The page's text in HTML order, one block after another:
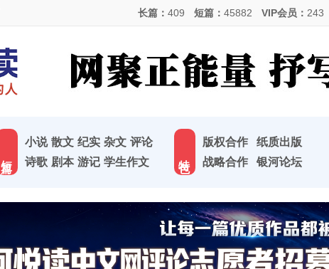
长篇： 409 短篇： 45882 VIP会员： 243
小说 散文 纪实 杂文 评论
诗歌 剧本 游记 学生作文
版权合作
纸质出版
战略合作
银河论坛